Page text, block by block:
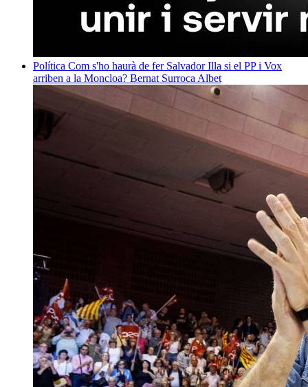
Política Com s'ho haurà de fer Salvador Illa si el PP i Vox
arriben a la Moncloa? Bernat Surroca Albet